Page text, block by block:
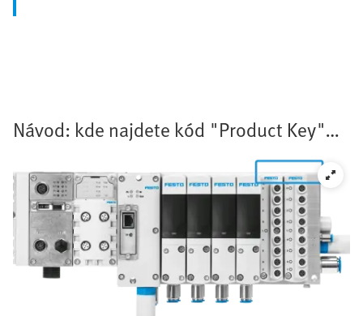
Návod: kde najdete kód "Product Key"